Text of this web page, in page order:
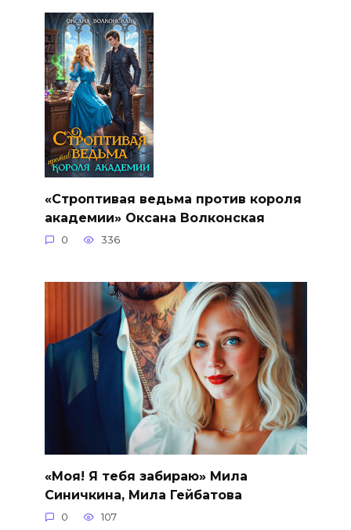
«Строптивая ведьма против короля
академии» Оксана Волконская
0 336
«Моя! Я тебя забираю» Мила
Синичкина, Мила Гейбатова
0 107